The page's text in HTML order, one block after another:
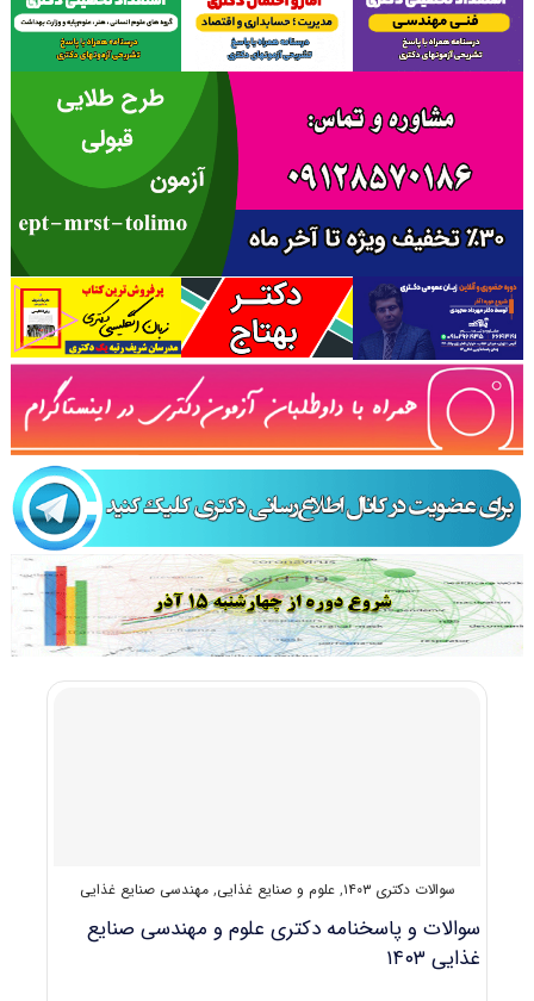
سوالات دکتری ۱۴۰۳ ,علوم و صنایع غذایی,مهندسی صنایع غذایی
سوالات و پاسخنامه دکتری علوم و مهندسی صنایع
غذایی ۱۴۰۳